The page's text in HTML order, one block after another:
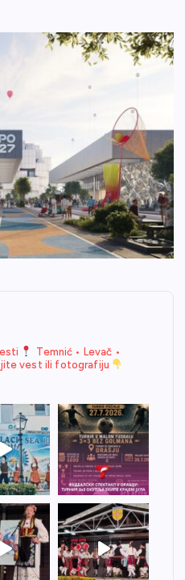
Temnić • Levač •
vest ili fotografiju